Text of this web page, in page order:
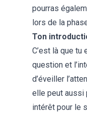
pourras
lors de la
Ton
C’est là que
question et
d’éveiller
elle peut aussi
intérêt pour le